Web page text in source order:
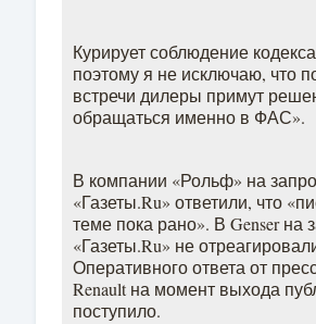
Курирует соблюдение
поэтому я не исключаю, что
встречи дилеры примут
обращаться именно в ФАС».
В компании «Рольф» на
«Газеты.Ru» ответили, что
теме пока рано». В Genser на
«Газеты.Ru» не
Оперативного ответа от
Renault на момент выхода
поступило.